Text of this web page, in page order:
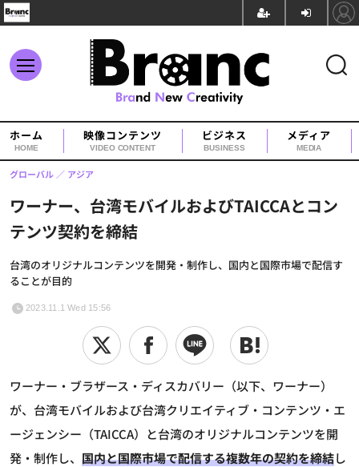
ホーム
HOME
映像コンテンツ
VIDEO CONTENT
ビジネス
BUSINESS
メディア
MEDIA
ワーナー、台湾モバイルおよびTAICCAとコン
テンツ契約を締結
台湾のオリジナルコンテンツを開発・制作し、国内と国際市場で配信す
ることが目的
グローバル アジア
2023.11.1 Wed 15:56
ワーナー・ブラザース・ディスカバリー（以下、ワーナー）
が、台湾モバイルおよび台湾クリエイティブ・コンテンツ・エ
ージェンシー（TAICCA）と台湾のオリジナルコンテンツを開
発・制作し、 国内と国際市場で配信する複数年の契約を締結し